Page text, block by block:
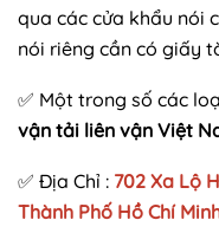
qua các cửa khẩu nói
nói riêng cần có giấy
✅ Một trong số các
vận tải liên vận Việt
✅ Địa Chỉ : 702 Xa Lộ
Thành Phố Hồ Chí